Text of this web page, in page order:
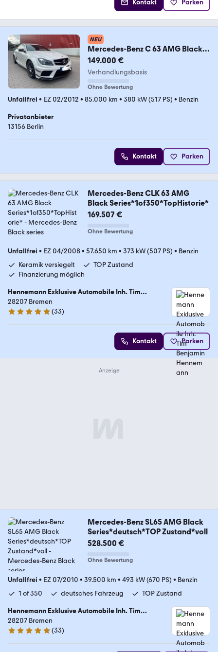
Kontakt Parken
NEU
Mercedes-Benz C 63 AMG Black
Series +DE Fahrzeug + Serviceheft
149.000 €
Verhandlungsbasis
Ohne Bewertung
Unfallfrei • EZ 02/2012 • 85.000 km • 380 kW (517 PS) • Benzin
Privatanbieter
13156 Berlin
Kontakt Parken
Mercedes-Benz CLK 63 AMG
Black Series*1of350*TopHistorie*
169.507 €
Ohne Bewertung
Unfallfrei • EZ 04/2008• 57.650 km • 373 kW (507 PS) • Benzin
Keramik versiegelt
TOP Zustand
Finanzierung möglich
Hennemann Exklusive Automobile Inh. Tim
Benjamin Hennemann
28207 Bremen
5 Sterne
(33)
Kontakt Parken
Mercedes-Benz SL65 AMG Black
Series*deutsch*TOP Zustand*voll
528.500 €
Ohne Bewertung
Unfallfrei • EZ 07/2010 • 39.500 km • 493 kW (670 PS) • Benzin
1 of 350
deutsches Fahrzeug TOP Zustand
Hennemann Exklusive Automobile Inh. Tim
Benjamin Hennemann
28207 Bremen
5 Sterne
(33)